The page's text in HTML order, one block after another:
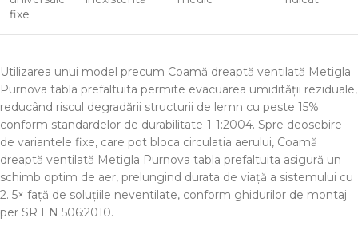
fixe
Utilizarea unui model precum Coamă dreaptă ventilată Metigla
Purnova tabla prefaltuita permite evacuarea umidității reziduale,
reducând riscul degradării structurii de lemn cu peste 15%
conform standardelor de durabilitate-1-1:2004. Spre deosebire
de variantele fixe, care pot bloca circulația aerului, Coamă
dreaptă ventilată Metigla Purnova tabla prefaltuita asigură un
schimb optim de aer, prelungind durata de viață a sistemului cu
2. 5× față de soluțiile neventilate, conform ghidurilor de montaj
per SR EN 506:2010.